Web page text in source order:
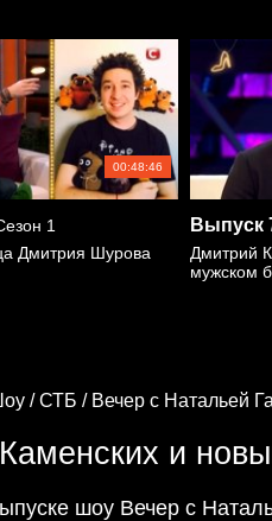
00:48:46
1
Дмитрия Шурова
Выпуск
Дмитрий
мужском
/СТБ / Вечер с Натальей
и
шоу Вечер с